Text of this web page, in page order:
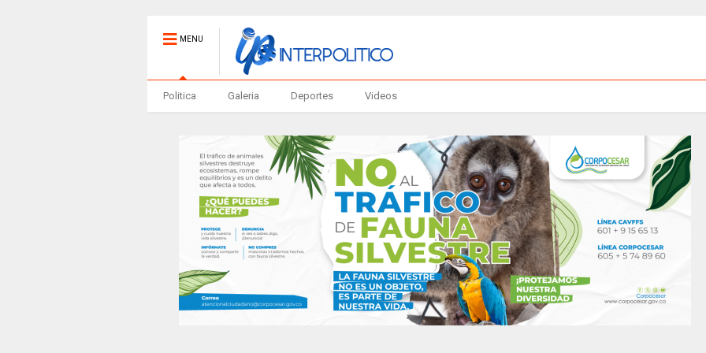
MENU
Politica Galeria Deportes Videos